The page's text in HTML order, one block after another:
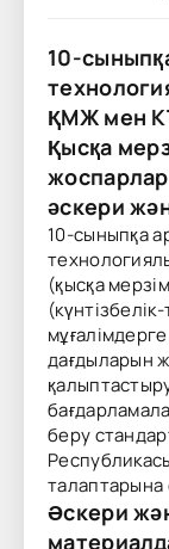
10-
ҚМЖ мен
Қысқа
әскери
10-сыныпқа
(қысқа
дағдыларын
беру
талаптарына
Әскери